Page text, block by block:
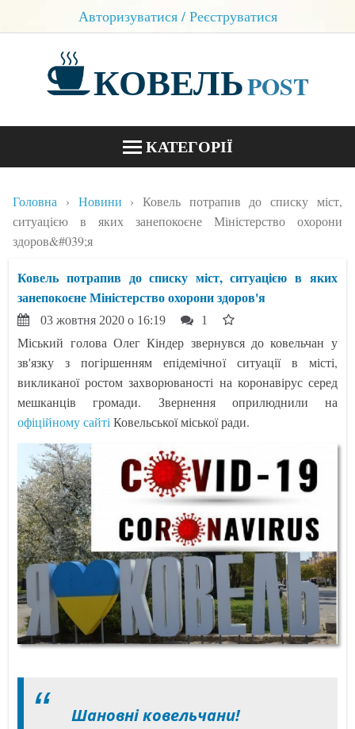
Авторизуватися / Реєструватися
КОВЕЛЬPOST
КАТЕГОРІЇ
БЛОГИ
Головна Новини
Ковель потрапив до списку міст,
ситуацією в яких занепокоєне Міністерство охорони
здоров&#039;я
Ковель потрапив до списку міст, ситуацією в яких
занепокоєне Міністерство охорони здоров'я
03 жовтня 2020 о 16:19 1
Міський голова Олег Кіндер звернувся до ковельчан у
зв'язку з погіршенням епідемічної ситуації в місті,
викликаної ростом захворюваності на коронавірус серед
мешканців громади. Звернення оприлюднили на
офіційному сайті Ковельської міської ради.
Шановні ковельчани!